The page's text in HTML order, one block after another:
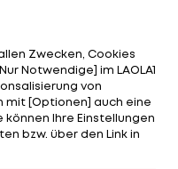
nicht auf biegen
mit einer
sein wird.
auf Leihbasis von
und absolvierte 75
Trikot. Zum
Zwecken, Cookies
Notwendige] im LAOLA1
von
mit [Optionen] auch eine
Ihre Einstellungen
bzw. über den Link in